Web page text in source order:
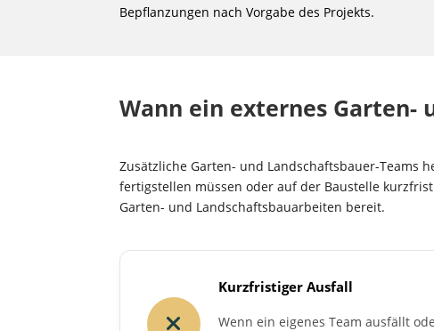
Bepflanzungen nach Vorgabe des Projekts.
Wann ein externes Garten-
Zusätzliche Garten- und Landschaftsbauer-Teams
fertigstellen müssen oder auf der Baustelle
Garten- und Landschaftsbauarbeiten bereit.
Kurzfristiger Ausfall
Wenn ein eigenes Team ausfällt